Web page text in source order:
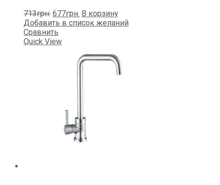
713грн. Первоначальная
цена
составляла
713грн..
677грн. Текущая
цена:
В корзину
Добавить в список желаний
Сравнить
Quick View